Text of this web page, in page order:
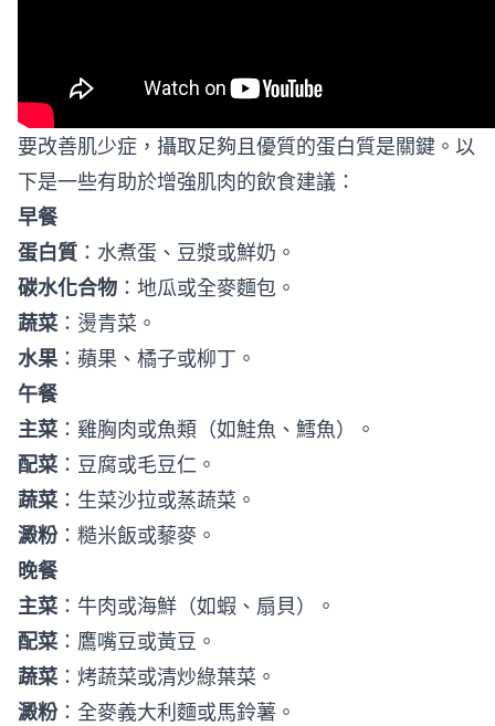
要改善肌少症，攝取足夠且優質的蛋白質是關鍵。以
下是一些有助於增強肌肉的飲食建議：
早餐
蛋白質 ：水煮蛋、豆漿或鮮奶。
碳水化合物 ：地瓜或全麥麵包。
蔬菜：燙青菜。
水果：蘋果、橘子或柳丁。
午餐
主菜：雞胸肉或魚類（如鮭魚、鱈魚）。
配菜：豆腐或毛豆仁。
蔬菜：生菜沙拉或蒸蔬菜。
澱粉：糙米飯或藜麥。
晚餐
主菜：牛肉或海鮮（如蝦、扇貝）。
配菜：鷹嘴豆或黃豆。
蔬菜：烤蔬菜或清炒綠葉菜。
澱粉：全麥義大利麵或馬鈴薯。